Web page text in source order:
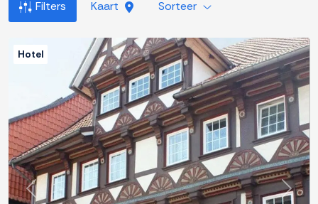
Filters Kaart Sorteer
Previous Next
Hotel